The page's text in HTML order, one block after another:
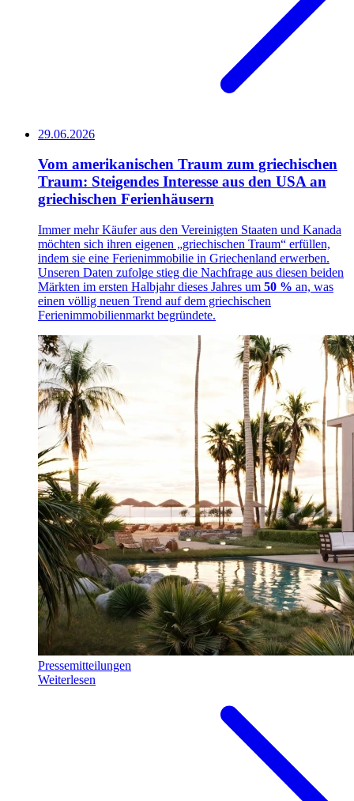
29.06.2026
Vom amerikanischen Traum zum griechischen
Traum: Steigendes Interesse aus den USA an
griechischen Ferienhäusern
Immer mehr Käufer aus den Vereinigten Staaten und Kanada
möchten sich ihren eigenen „griechischen Traum“ erfüllen,
indem sie eine Ferienimmobilie in Griechenland erwerben.
Unseren Daten zufolge stieg die Nachfrage aus diesen beiden
Märkten im ersten Halbjahr dieses Jahres um 50 % an, was
einen völlig neuen Trend auf dem griechischen
Ferienimmobilienmarkt begründete.
Pressemitteilungen
Weiterlesen